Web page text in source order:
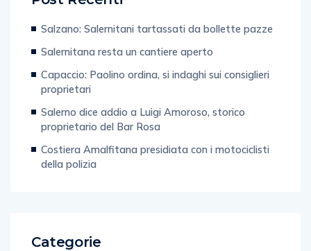
Salzano: Salernitani tartassati da bollette pazze
Salernitana resta un cantiere aperto
Capaccio: Paolino ordina, si indaghi sui consiglieri
proprietari
Salerno dice addio a Luigi Amoroso, storico
proprietario del Bar Rosa
Costiera Amalfitana presidiata con i motociclisti
della polizia
Categorie